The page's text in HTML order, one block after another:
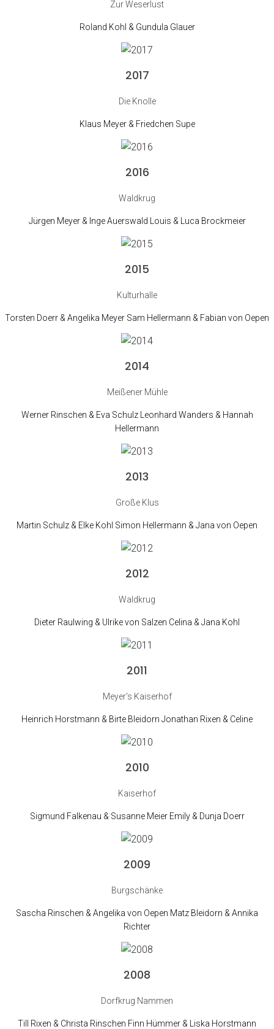
Zur Weserlust
Roland Kohl & Gundula Glauer
2017
Die Knolle
Klaus Meyer & Friedchen Supe
2016
Waldkrug
Jürgen Meyer & Inge Auerswald Louis & Luca Brockmeier
2015
Kulturhalle
Torsten Doerr & Angelika Meyer Sam Hellermann & Fabian von Oepen
2014
Meißener Mühle
Werner Rinschen & Eva Schulz Leonhard Wanders & Hannah
Hellermann
2013
Große Klus
Martin Schulz & Elke Kohl Simon Hellermann & Jana von Oepen
2012
Waldkrug
Dieter Raulwing & Ulrike von Salzen Celina & Jana Kohl
2011
Meyer's Kaiserhof
Heinrich Horstmann & Birte Bleidorn Jonathan Rixen & Celine
2010
Kaiserhof
Sigmund Falkenau & Susanne Meier Emily & Dunja Doerr
2009
Burgschänke
Sascha Rinschen & Angelika von Oepen Matz Bleidorn & Annika
Richter
2008
Dorfkrug Nammen
Till Rixen & Christa Rinschen Finn Hümmer & Liska Horstmann